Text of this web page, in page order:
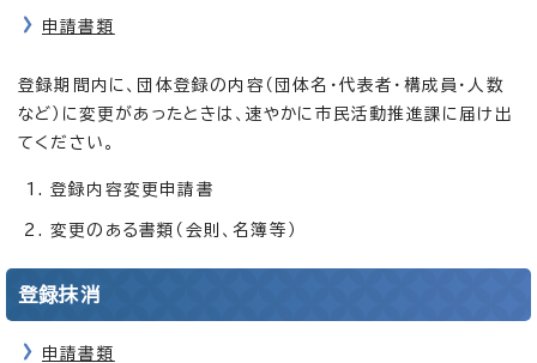
申請書類
登録期間内に、団体登録の内容（団体名・代表者・構成員・人数
など）に変更があったときは、速やかに市民活動推進課に届け出
てください。
登録内容変更申請書
変更のある書類（会則、名簿等）
登録抹消
申請書類